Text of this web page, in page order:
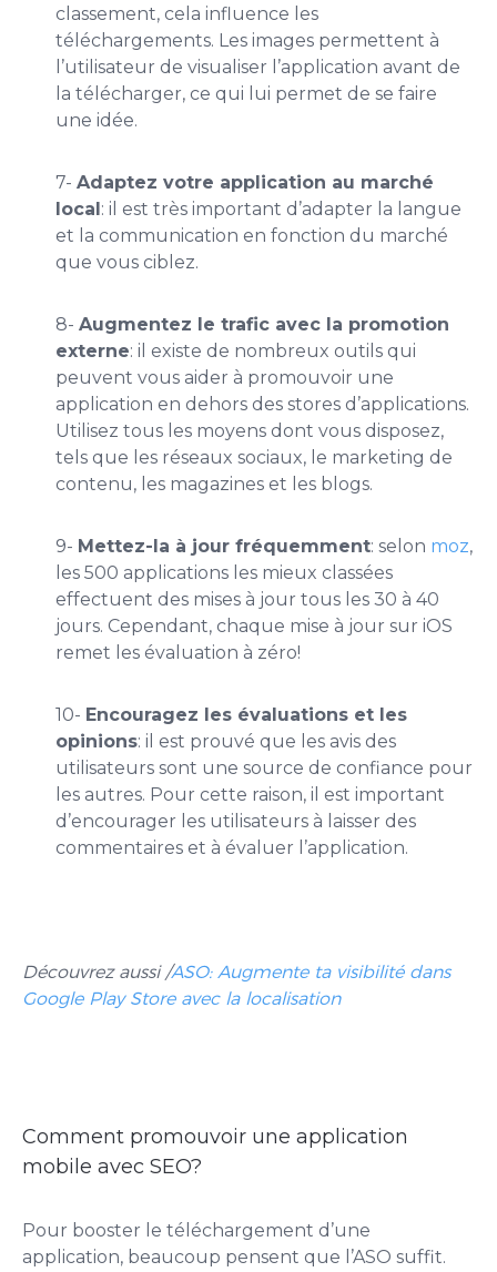
classement, cela influence les
téléchargements. Les images permettent à
l’utilisateur de visualiser l’application avant de
la télécharger, ce qui lui permet de se faire
une idée.
7- Adaptez votre application au marché
local : il est très important d’adapter la langue
et la communication en fonction du marché
que vous ciblez.
8- Augmentez le trafic avec la promotion
externe: il existe de nombreux outils qui
peuvent vous aider à promouvoir une
application en dehors des stores d’applications.
Utilisez tous les moyens dont vous disposez,
tels que les réseaux sociaux, le marketing de
contenu, les magazines et les blogs.
9- Mettez-la à jour fréquemment: selon moz,
les 500 applications les mieux classées
effectuent des mises à jour tous les 30 à 40
jours. Cependant, chaque mise à jour sur iOS
remet les évaluation à zéro!
10- Encouragez les évaluations et les
opinions: il est prouvé que les avis des
utilisateurs sont une source de confiance pour
les autres. Pour cette raison, il est important
d’encourager les utilisateurs à laisser des
commentaires et à évaluer l’application.
Découvrez aussi /ASO: Augmente ta visibilité dans
Google Play Store avec la localisation
Comment promouvoir une application
mobile avec SEO?
Pour booster le téléchargement d’une
application, beaucoup pensent que l’ASO suffit.